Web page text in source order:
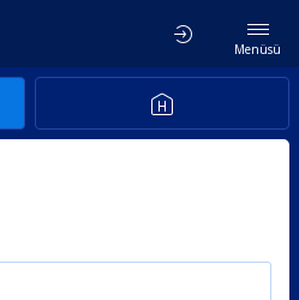
Menüsü